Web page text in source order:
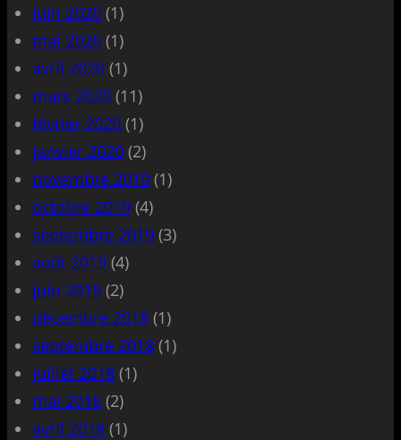
juin 2020 (1)
mai 2020 (1)
avril 2020 (1)
mars 2020 (11)
février 2020 (1)
janvier 2020 (2)
novembre 2019 (1)
octobre 2019 (4)
septembre 2019 (3)
août 2019 (4)
juin 2019 (2)
décembre 2018 (1)
septembre 2018 (1)
juillet 2018 (1)
mai 2018 (2)
avril 2018 (1)